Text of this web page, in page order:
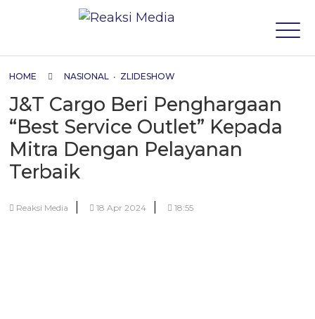
HOME NASIONAL • ZLIDESHOW
J&T Cargo Beri Penghargaan
“Best Service Outlet” Kepada
Mitra Dengan Pelayanan
Terbaik
Reaksi Media 18 Apr 2024 18:55